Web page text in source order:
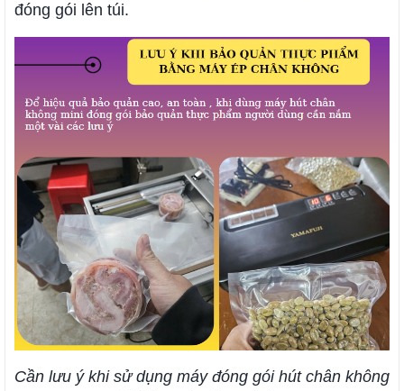
đóng gói lên túi.
Cần lưu ý khi sử dụng máy đóng gói hút chân không